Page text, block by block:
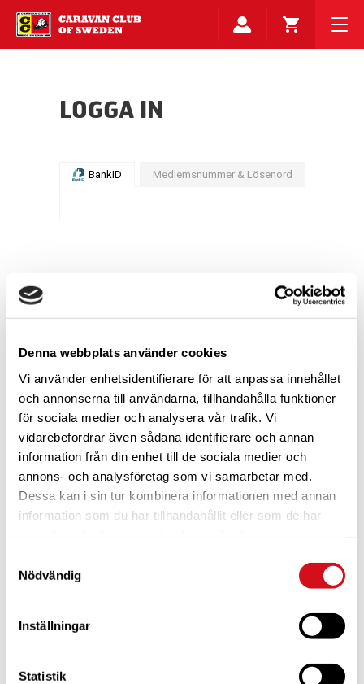
Denna webbplats använder cookies
Vi använder enhetsidentifierare för att anpassa innehållet
och annonserna till användarna, tillhandahålla funktioner
för sociala medier och analysera vår trafik. Vi
vidarebefordrar även sådana identifierare och annan
information från din enhet till de sociala medier och
annons- och analysföretag som vi samarbetar med.
Dessa kan i sin tur kombinera informationen med annan
information som du har tillhandahållit eller som de har
Nödvändig
Inställningar
Statistik
LOGGA IN
BankID Medlemsnummer & Lösenord
För dig som är blivande ny medlemTa del av alla förmåner.
Bli medlem idag.